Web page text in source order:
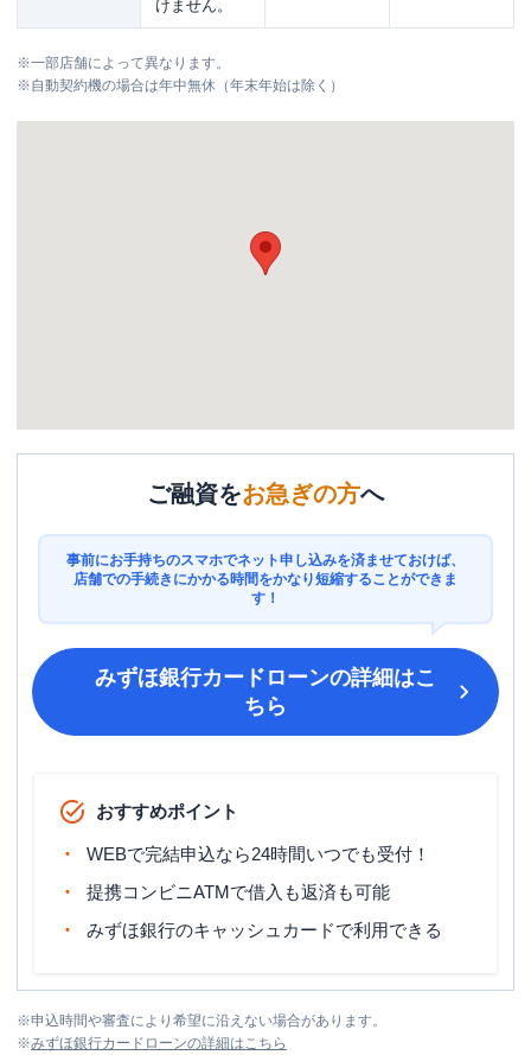
けません。
※一部店舗によって異なります。
※自動契約機の場合は年中無休（年末年始は除く）
ご融資をお急ぎの方へ
事前にお手持ちのスマホでネット申し込みを済ませておけば、
店舗での手続きにかかる時間をかなり短縮することができま
す！
みずほ銀行カードローンの詳細はこ
ちら
おすすめポイント
WEBで完結申込なら24時間いつでも受付！
提携コンビニATMで借入も返済も可能
みずほ銀行のキャッシュカードで利用できる
※申込時間や審査により希望に沿えない場合があります。
※みずほ銀行カードローンの詳細はこちら